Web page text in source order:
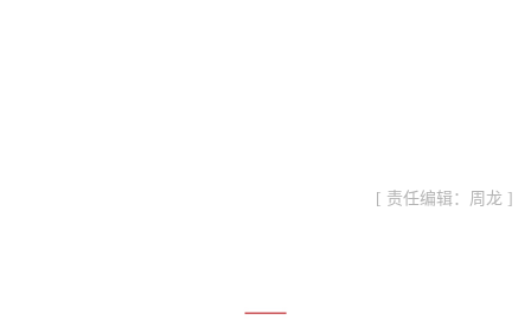
[ 责任编辑：周龙 ]